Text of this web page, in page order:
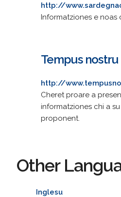
http://
Informatziones e noas
Tempus nostru
http://
Cheret proare a
informatziones chi a
proponent.
Other
Inglesu